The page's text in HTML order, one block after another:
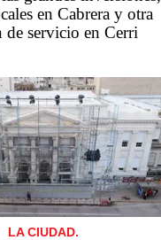
en Cabrera y otra
de servicio en Cerri
LA CIUDAD.